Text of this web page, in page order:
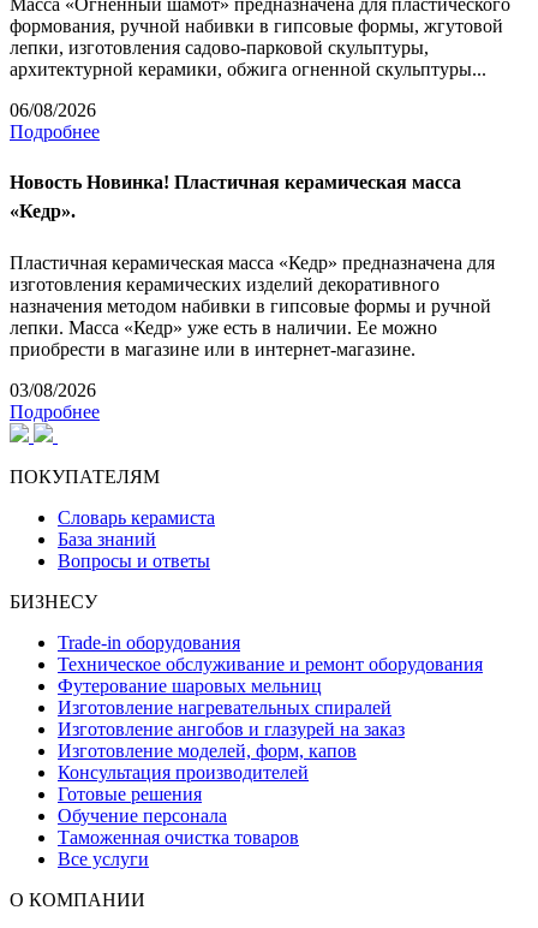
Масса «Огненный шамот» предназначена для пластического
формования, ручной набивки в гипсовые формы, жгутовой
лепки, изготовления садово-парковой скульптуры,
архитектурной керамики, обжига огненной скульптуры...
06/08/2026
Подробнее
Новость Новинка! Пластичная керамическая масса
«Кедр».
Пластичная керамическая масса «Кедр» предназначена для
изготовления керамических изделий декоративного
назначения методом набивки в гипсовые формы и ручной
лепки. Масса «Кедр» уже есть в наличии. Ее можно
приобрести в магазине или в интернет-магазине.
03/08/2026
Подробнее
ПОКУПАТЕЛЯМ
Словарь керамиста
База знаний
Вопросы и ответы
БИЗНЕСУ
Trade-in оборудования
Техническое обслуживание и ремонт оборудования
Футерование шаровых мельниц
Изготовление нагревательных спиралей
Изготовление ангобов и глазурей на заказ
Изготовление моделей, форм, капов
Консультация производителей
Готовые решения
Обучение персонала
Таможенная очистка товаров
Все услуги
О КОМПАНИИ